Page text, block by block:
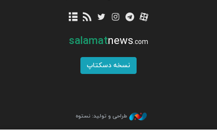
salamatnews.com
نسخه دسکتاپ
طراحی و تولید: نستوه